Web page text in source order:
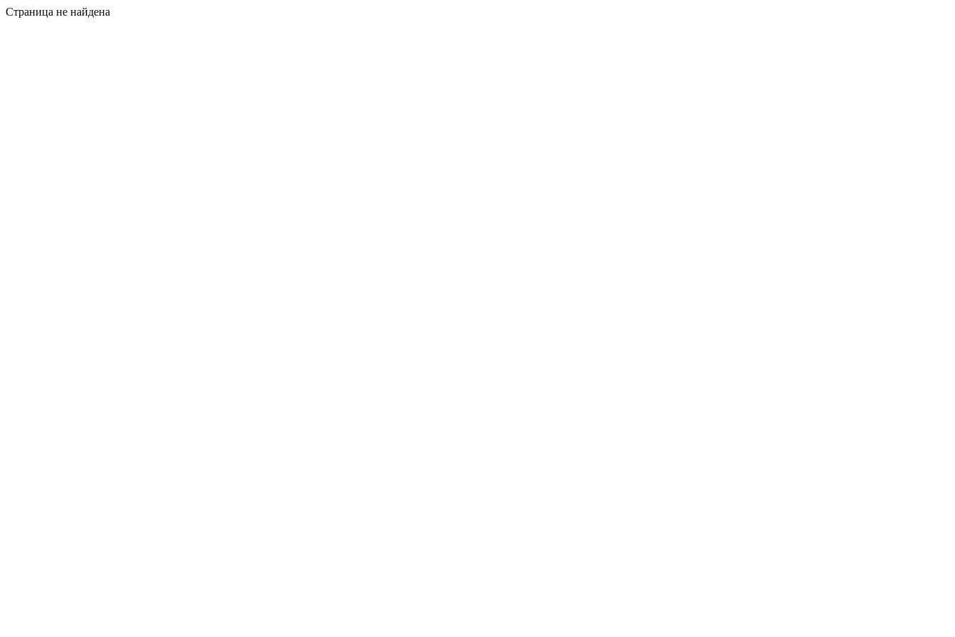
Страница не найдена